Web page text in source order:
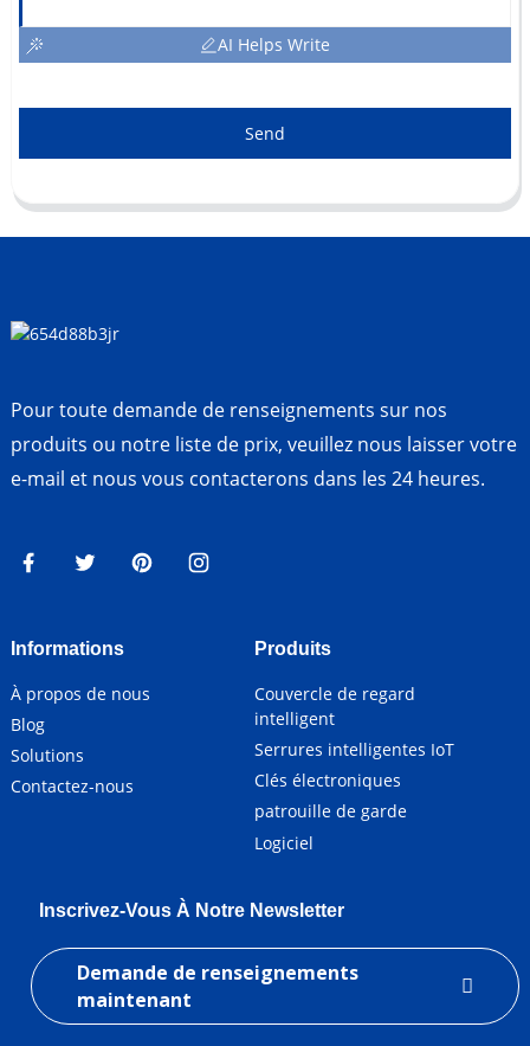
AI Helps Write
Send
Pour toute demande de renseignements sur nos
produits ou notre liste de prix, veuillez nous laisser votre
e-mail et nous vous contacterons dans les 24 heures.
Informations
À propos de nous
Blog
Solutions
Contactez-nous
Produits
Couvercle de regard
intelligent
Serrures intelligentes IoT
Clés électroniques
patrouille de garde
Logiciel
Inscrivez-Vous À Notre Newsletter
Demande de renseignements
maintenant